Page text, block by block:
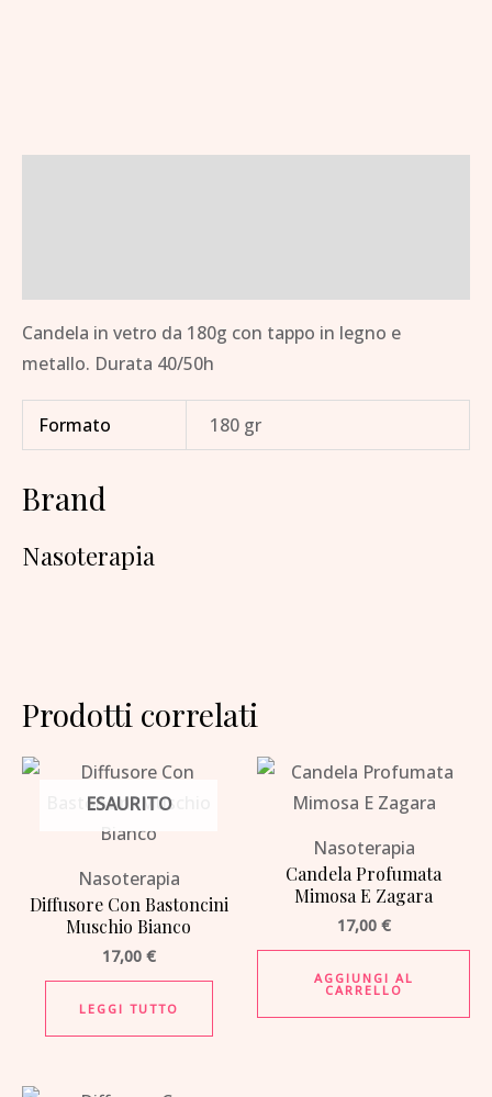
Candela in vetro da 180g con tappo in legno e
metallo. Durata 40/50h
Formato 180 gr
Brand
Nasoterapia
Prodotti correlati
ESAURITO
Nasoterapia
Diffusore Con Bastoncini
Muschio Bianco
17,00 €
LEGGI TUTTO
Nasoterapia
Candela Profumata
Mimosa E Zagara
17,00 €
AGGIUNGI AL
CARRELLO